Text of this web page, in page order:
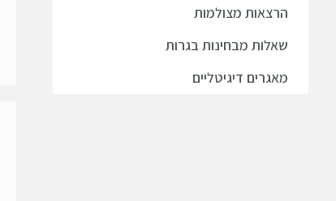
הרצאות מצולמות
שאלות מבחינות בגרות
מאגרים דיגיטליים